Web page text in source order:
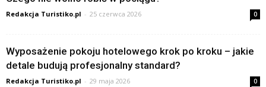
Redakcja Turistiko.pl - 25 czerwca 2026 0
Wyposażenie pokoju hotelowego krok po kroku – jakie
detale budują profesjonalny standard?
Redakcja Turistiko.pl - 29 maja 2026 0